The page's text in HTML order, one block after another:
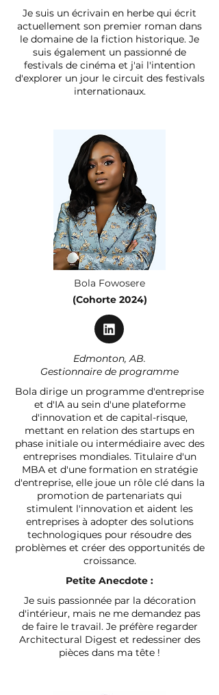
Je suis un écrivain en herbe qui écrit
actuellement son premier roman dans
le domaine de la fiction historique. Je
suis également un passionné de
festivals de cinéma et j'ai l'intention
d'explorer un jour le circuit des festivals
internationaux.
Bola Fowosere
(Cohorte 2024)
Edmonton, AB.
Gestionnaire de programme
Bola dirige un programme d'entreprise
et d'IA au sein d'une plateforme
d'innovation et de capital-risque,
mettant en relation des startups en
phase initiale ou intermédiaire avec des
entreprises mondiales. Titulaire d'un
MBA et d'une formation en stratégie
d'entreprise, elle joue un rôle clé dans la
promotion de partenariats qui
stimulent l'innovation et aident les
entreprises à adopter des solutions
technologiques pour résoudre des
problèmes et créer des opportunités de
croissance.
Petite Anecdote :
Je suis passionnée par la décoration
d'intérieur, mais ne me demandez pas
de faire le travail. Je préfère regarder
Architectural Digest et redessiner des
pièces dans ma tête !